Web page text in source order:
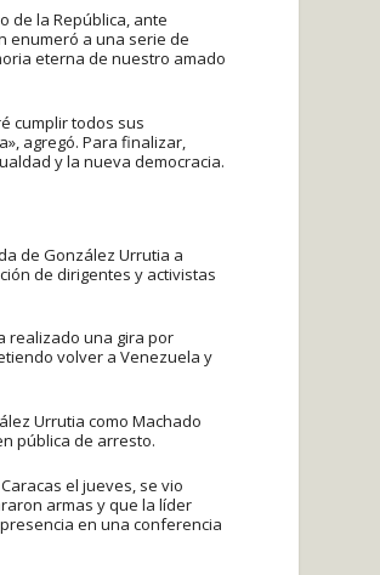
de la República, ante
enumeró a una serie de
eterna de nuestro amado
cumplir todos sus
agregó. Para finalizar,
y la nueva democracia.
de González Urrutia a
de dirigentes y activistas
realizado una gira por
volver a Venezuela y
Urrutia como Machado
pública de arresto.
el jueves, se vio
armas y que la líder
en una conferencia